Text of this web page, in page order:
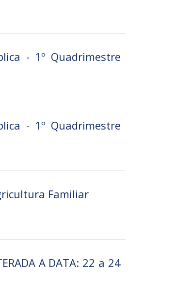
- 1º Quadrimestre
- 1º Quadrimestre
Familiar
A DATA: 22 a 24